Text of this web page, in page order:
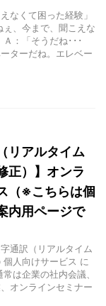
なくて困った経験」
、今まで、聞こえな
：「そうだね･･･
ターだね。エレベー
リアルタイム
正）】オンラ
（※こちらは個
内用ページで
通訳（リアルタイム
人向けサービス に
は企業の社内会議、
オンラインセミナー